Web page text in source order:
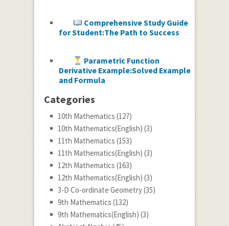
Comprehensive Study Guide
for Student:The Path to Success
Parametric Function
Derivative Example:Solved Example
and Formula
Categories
10th Mathematics (127)
10th Mathematics(English) (3)
11th Mathematics (153)
11th Mathematics(English) (3)
12th Mathematics (163)
12th Mathematics(English) (3)
3-D Co-ordinate Geometry(35)
9th Mathematics (132)
9th Mathematics(English) (3)